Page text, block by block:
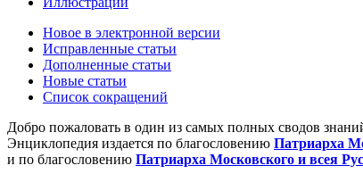
Новое в электронной версии
Исправленные статьи
Дополненные статьи
Новые статьи
Список сокращений
Добро пожаловать в один из самых полных сводов
Энциклопедия издается по благословению Патриарха
и по благословению Патриарха Московского и всея